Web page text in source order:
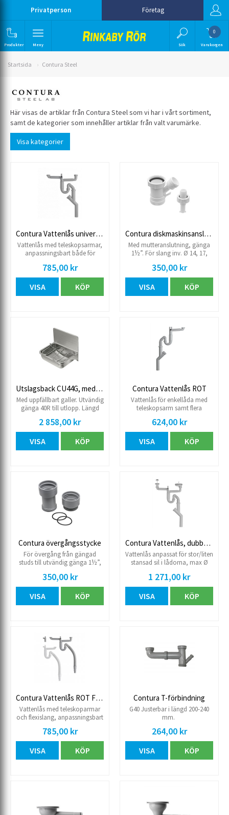
Privatperson Företag
Produkter Meny Sök
0
Varukorgen
Startsida Contura Steel
Här visas de artiklar från Contura Steel som vi har i vårt sortiment,
samt de kategorier som innehåller artiklar från valt varumärke.
Visa kategorier
Contura Vattenlås universal ROT
Vattenlås med teleskopsarmar,
anpassningsbart både för
50 mm xG40
785,00 kr
VISA KÖP
Contura diskmaskinsanslutning
Med mutteranslutning, gänga
1½”. För slang inv. Ø 14, 17,
350,00 kr
VISA KÖP
Utslagsback CU44G, med galler
Med uppfällbart galler. Utvändig
gänga 40R till utlopp. Längd
ho 167 mm. Levereras exklusive
vattenlås.
2 858,00 kr
VISA KÖP
Contura Vattenlås ROT
Vattenlås för enkellåda med
teleskopsarm samt flera
624,00 kr
VISA KÖP
Contura övergångsstycke
För övergång från gängad
studs till utvändig gänga 1½”,
350,00 kr
VISA KÖP
Contura Vattenlås, dubbelho
Vattenlås anpassat för stor/liten
stansad sil i lådorna, max Ø
xG40 Med uttag för diskmaskin.
Flexibla i höjd och sidled.
1 271,00 kr
VISA KÖP
Contura Vattenlås ROT Flexi
Vattenlås med teleskoparmar
och flexislang, anpassningsbart
50 mm xG40
785,00 kr
VISA KÖP
Contura T-förbindning
G40 Justerbar i längd 200-240
mm.
264,00 kr
VISA KÖP